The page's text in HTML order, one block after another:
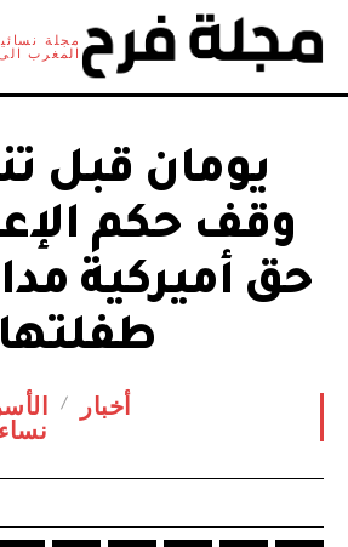
مجلة
المغرب
يومان قبل
وقف حكم
حق أميركية
طفلتها
أخبار